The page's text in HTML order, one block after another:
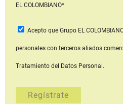
EL COLOMBIANO*
Acepto que Grupo EL
personales con terceros aliados
Tratamiento del Datos Personal.